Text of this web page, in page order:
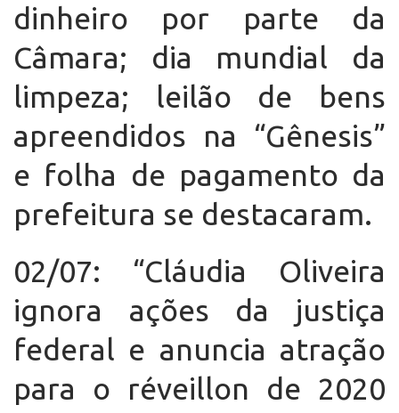
dinheiro por parte da
Câmara; dia mundial da
limpeza; leilão de bens
apreendidos na “Gênesis”
e folha de pagamento da
prefeitura se destacaram.
02/07: “Cláudia Oliveira
ignora ações da justiça
federal e anuncia atração
para o réveillon de 2020